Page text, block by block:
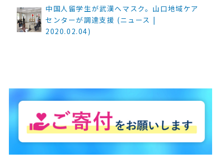
中国人留学生が武漢へマスク。山口地域ケア
センターが調達支援 (ニュース |
2020.02.04)